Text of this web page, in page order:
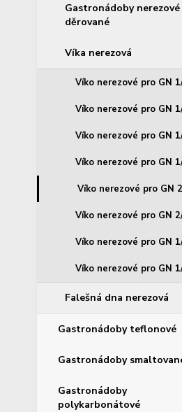
Gastronádoby nerezové
děrované
Víka nerezová
Víko nerezové pro GN
Víko nerezové pro GN
Víko nerezové pro GN
Víko nerezové pro GN
Víko nerezové pro GN
Víko nerezové pro GN
Víko nerezové pro GN
Víko nerezové pro GN
Falešná dna nerezová
Gastronádoby teflonové
Gastronádoby
Gastronádoby
polykarbonátové